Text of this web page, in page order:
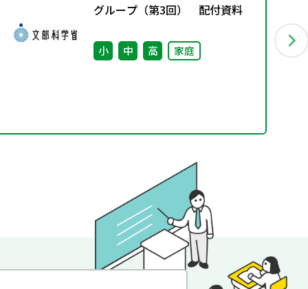
グループ（第3回） 配付資料
小 中 高 家庭